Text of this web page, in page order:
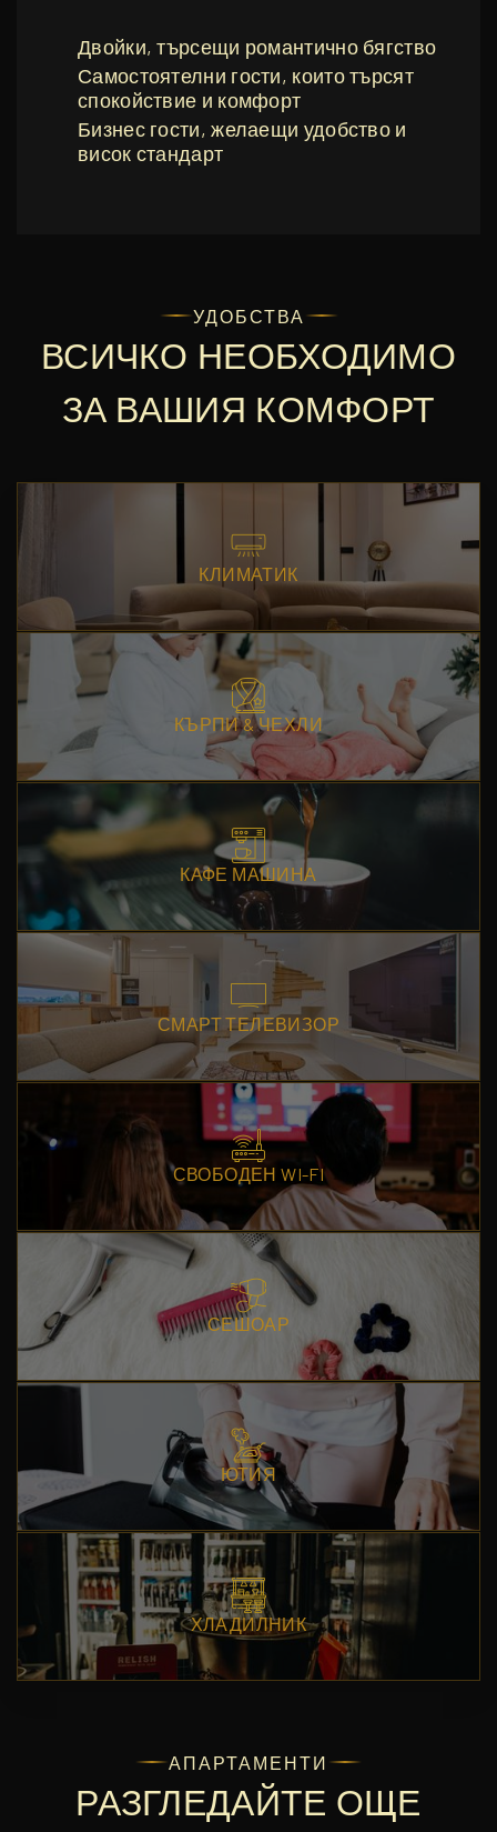
Двойки, търсещи романтично бягство
Самостоятелни гости, които търсят
спокойствие и комфорт
Бизнес гости, желаещи удобство и
висок стандарт
УДОБСТВА
ВСИЧКО НЕОБХОДИМО
ЗА ВАШИЯ КОМФОРТ
КЛИМАТИК
КЪРПИ & ЧЕХЛИ
КАФЕ МАШИНА
СМАРТ ТЕЛЕВИЗОР
СВОБОДЕН WI-FI
СЕШОАР
ЮТИЯ
ХЛАДИЛНИК
АПАРТАМЕНТИ
РАЗГЛЕДАЙТЕ ОЩЕ